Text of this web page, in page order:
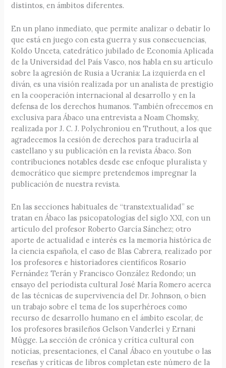
distintos, en ámbitos diferentes.
En un plano inmediato, que permite analizar o debatir lo
que está en juego con esta guerra y sus consecuencias,
Koldo Unceta, catedrático jubilado de Economía Aplicada
de la Universidad del País Vasco, nos habla en su artículo
sobre la agresión de Rusia a Ucrania: La izquierda en el
diván, es una visión realizada por un analista de prestigio
en la cooperación internacional al desarrollo y en la
defensa de los derechos humanos. También ofrecemos en
exclusiva para Ábaco una entrevista a Noam Chomsky,
realizada por J. C. J. Polychroniou en Truthout, a los que
agradecemos la cesión de derechos para traducirla al
castellano y su publicación en la revista Ábaco. Son
contribuciones notables desde ese enfoque pluralista y
democrático que siempre pretendemos impregnar la
publicación de nuestra revista.
En las secciones habituales de “transtextualidad” se
tratan en Ábaco las psicopatologías del siglo XXI, con un
artículo del profesor Roberto García Sánchez; otro
aporte de actualidad e interés es la memoria histórica de
la ciencia española, el caso de Blas Cabrera, realizado por
los profesores e historiadores científicos Rosario
Fernández Terán y Francisco González Redondo; un
ensayo del periodista cultural José María Romero acerca
de las técnicas de supervivencia del Dr. Johnson, o bien
un trabajo sobre el tema de los superhéroes como
recurso de desarrollo humano en el ámbito escolar, de
los profesores brasileños Gelson Vanderlei y Ernani
Mügge. La sección de crónica y crítica cultural con
noticias, presentaciones, el Canal Ábaco en youtube o las
reseñas y críticas de libros completan este número de la